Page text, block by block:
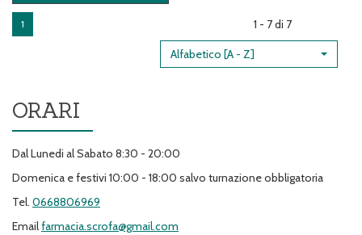
1 1 - 7 di 7
Alfabetico [A - Z]
ORARI
Dal Lunedi al Sabato 8:30 - 20:00
Domenica e festivi 10:00 - 18:00 salvo turnazione obbligatoria
Tel. 0668806969
Emailfarmacia.scrofa@gmail.com